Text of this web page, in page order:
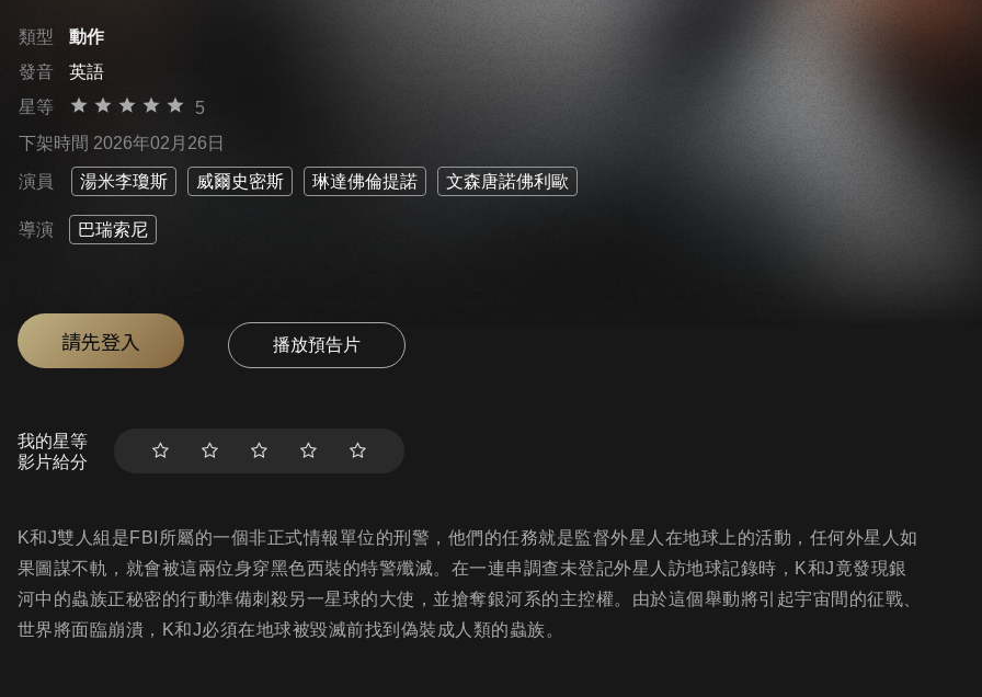
類型
動作
發音
英語
星等
5
下架時間 2026年02月26日
演員 湯米李瓊斯 威爾史密斯 琳達佛倫提諾 文森唐諾佛利歐
導演 巴瑞索尼
請先登入 播放預告片
我的星等
影片給分
K和J雙人組是FBI所屬的一個非正式情報單位的刑警，他們的任務就是監督外星人在地球上的活動，任何外星人如
果圖謀不軌，就會被這兩位身穿黑色西裝的特警殲滅。在一連串調查未登記外星人訪地球記錄時，K和J竟發現銀
河中的蟲族正秘密的行動準備刺殺另一星球的大使，並搶奪銀河系的主控權。由於這個舉動將引起宇宙間的征戰、
世界將面臨崩潰，K和J必須在地球被毀滅前找到偽裝成人類的蟲族。